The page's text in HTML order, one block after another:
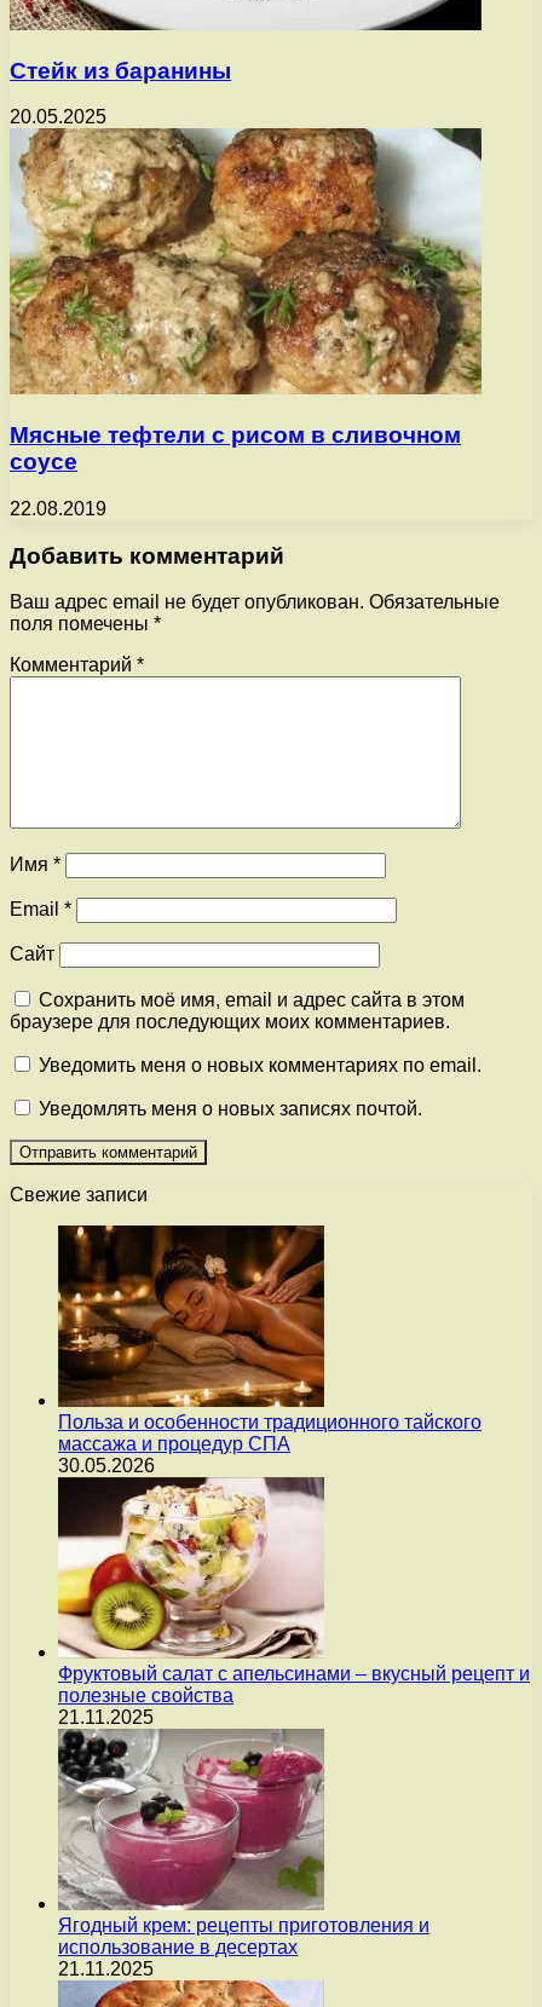
Стейк из баранины
20.05.2025
Мясные тефтели с рисом в сливочном
соусе
22.08.2019
Добавить комментарий
Ваш адрес email не будет опубликован. Обязательные
поля помечены *
Комментарий *
Имя *
Email *
Сайт
Сохранить моё имя, email и адрес сайта в этом
браузере для последующих моих комментариев.
Уведомить меня о новых комментариях по email.
Уведомлять меня о новых записях почтой.
Свежие записи
Польза и особенности традиционного тайского
массажа и процедур СПА
30.05.2026
Фруктовый салат с апельсинами – вкусный рецепт и
полезные свойства
21.11.2025
Ягодный крем: рецепты приготовления и
использование в десертах
21.11.2025